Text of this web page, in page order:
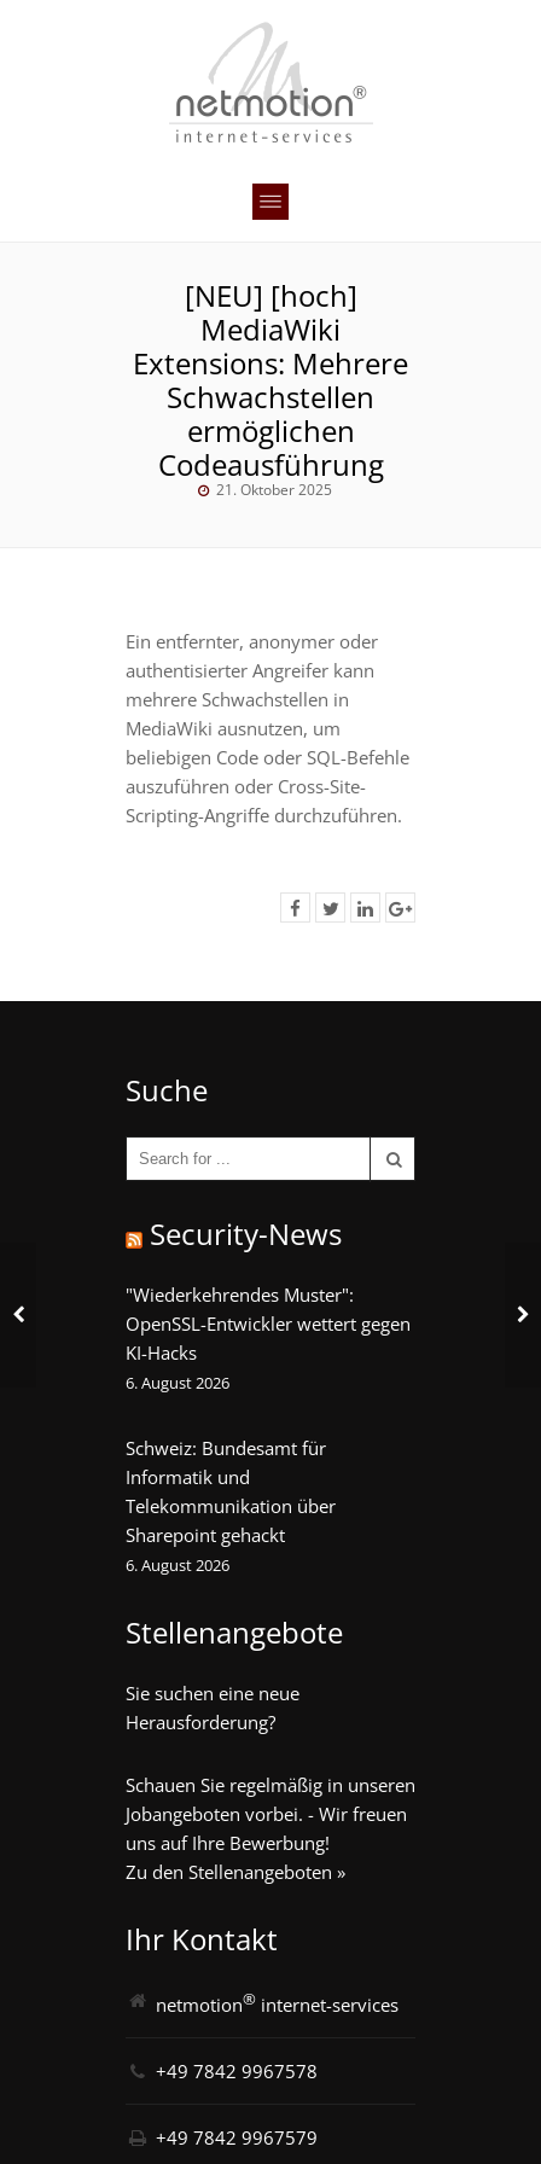
[NEU] [hoch]
MediaWiki
Extensions: Mehrere
Schwachstellen
ermöglichen
Codeausführung
21. Oktober 2025
Ein entfernter, anonymer oder
authentisierter Angreifer kann
mehrere Schwachstellen in
MediaWiki ausnutzen, um
beliebigen Code oder SQL-Befehle
auszuführen oder Cross-Site-
Scripting-Angriffe durchzuführen.
Suche
Security-News
"Wiederkehrendes Muster":
OpenSSL-Entwickler wettert gegen
KI-Hacks
6. August 2026
Schweiz: Bundesamt für
Informatik und
Telekommunikation über
Sharepoint gehackt
6. August 2026
Stellenangebote
Sie suchen eine neue
Herausforderung?
Schauen Sie regelmäßig in unseren
Jobangeboten vorbei. - Wir freuen
uns auf Ihre Bewerbung!
Zu den Stellenangeboten »
Ihr Kontakt
netmotion® internet-services
+49 7842 9967578
+49 7842 9967579